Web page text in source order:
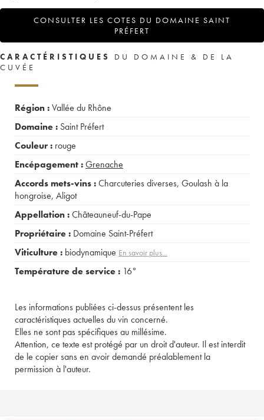
CONSULTER LES COTES DU DOMAINE SAINT
PRÉFERT
CARACTÉRISTIQUES
DU DOMAINE & DE LA
CUVÉE
Région :Vallée du Rhône
Domaine : Saint Préfert
Couleur : rouge
Encépagement :Grenache
Accords mets-vins :Charcuteries diverses, Goulash à la
hongroise, Aligot
Appellation :Châteauneuf-du-Pape
Propriétaire : Domaine Saint-Préfert
Viticulture : biodynamique En savoir plus...
Température de service : 16°
Les informations publiées ci-dessus présentent les
caractéristiques actuelles du vin concerné.
Elles ne sont pas spécifiques au millésime.
Attention, ce texte est protégé par un droit d'auteur. Il est interdit
de le copier sans en avoir demandé préalablement la
permission à l'auteur.